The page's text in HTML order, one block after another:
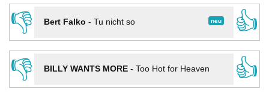
👎
neu
Bert Falko - Tu nicht so
👍
👎
BILLY WANTS MORE- Too Hot for Heaven
👍